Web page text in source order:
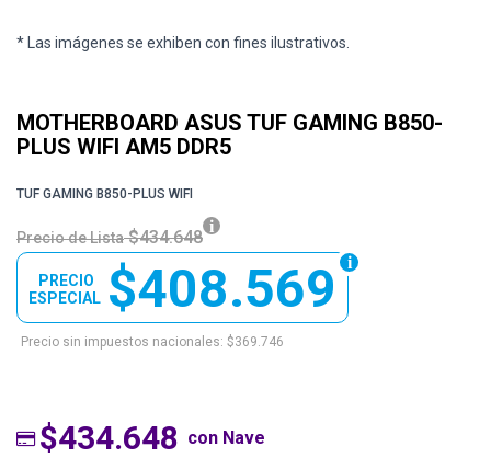
* Las imágenes se exhiben con fines ilustrativos.
MOTHERBOARD ASUS TUF GAMING B850-
PLUS WIFI AM5 DDR5
TUF GAMING B850-PLUS WIFI
Precio de Lista $434.648
$408.569
PRECIO
ESPECIAL
Precio sin impuestos nacionales: $369.746
$434.648 con Nave